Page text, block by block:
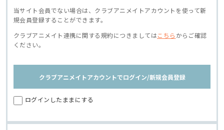
当サイト会員でない場合は、クラブアニメイトアカウントを使って新
規会員登録することができます。
クラブアニメイト連携に関する規約につきましてはこちら からご確認
ください。
クラブアニメイトアカウントでログイン/新規会員登録
ログインしたままにする